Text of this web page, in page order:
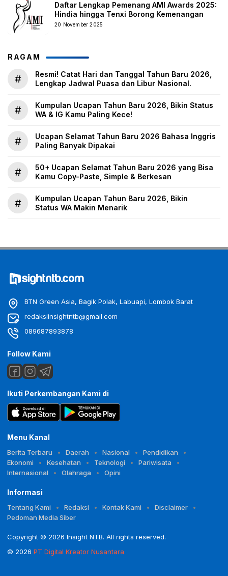
Daftar Lengkap Pemenang AMI Awards 2025:
Hindia hingga Tenxi Borong Kemenangan
20 November 2025
RAGAM
#
Resmi! Catat Hari dan Tanggal Tahun Baru 2026,
Lengkap Jadwal Puasa dan Libur Nasional.
#
Kumpulan Ucapan Tahun Baru 2026, Bikin Status
WA & IG Kamu Paling Kece!
#
Ucapan Selamat Tahun Baru 2026 Bahasa Inggris
Paling Banyak Dipakai
#
50+ Ucapan Selamat Tahun Baru 2026 yang Bisa
Kamu Copy-Paste, Simple & Berkesan
#
Kumpulan Ucapan Tahun Baru 2026, Bikin
Status WA Makin Menarik
BTN Green Asia, Bagik Polak, Labuapi, Lombok Barat
redaksiinsightntb@gmail.com
089687893878
Follow Kami
Ikuti Perkembangan Kami di
Menu Kanal
Berita Terbaru Daerah Nasional
Pendidikan
Ekonomi
Kesehatan Teknologi
Pariwisata
Internasional
Olahraga Opini
Informasi
Tentang Kami Redaksi Kontak Kami
Disclaimer
Pedoman Media Siber
Copyright © 2026 Insight NTB. All rights reserved.
© 2026 PT Digital Kreator Nusantara